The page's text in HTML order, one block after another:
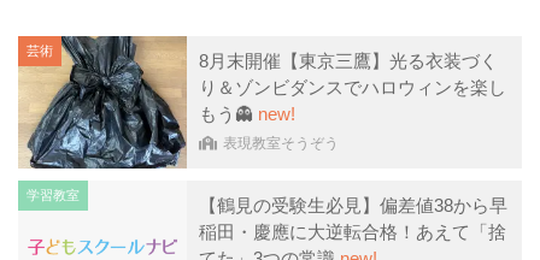
芸術
8月末開催【東京三鷹】光る衣装づく
り＆ゾンビダンスでハロウィンを楽し
もう👻 new!
表現教室そうぞう
学習教室
【鶴見の受験生必見】偏差値38から早
稲田・慶應に大逆転合格！あえて「捨